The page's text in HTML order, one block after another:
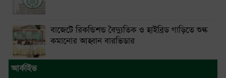
বাজেটে রিকন্ডিশন্ড বৈদ্যুতিক ও হাইব্রিড গাড়িতে শুল্ক
কমানোর আহ্বান বারভিডার
আর্কাইভ